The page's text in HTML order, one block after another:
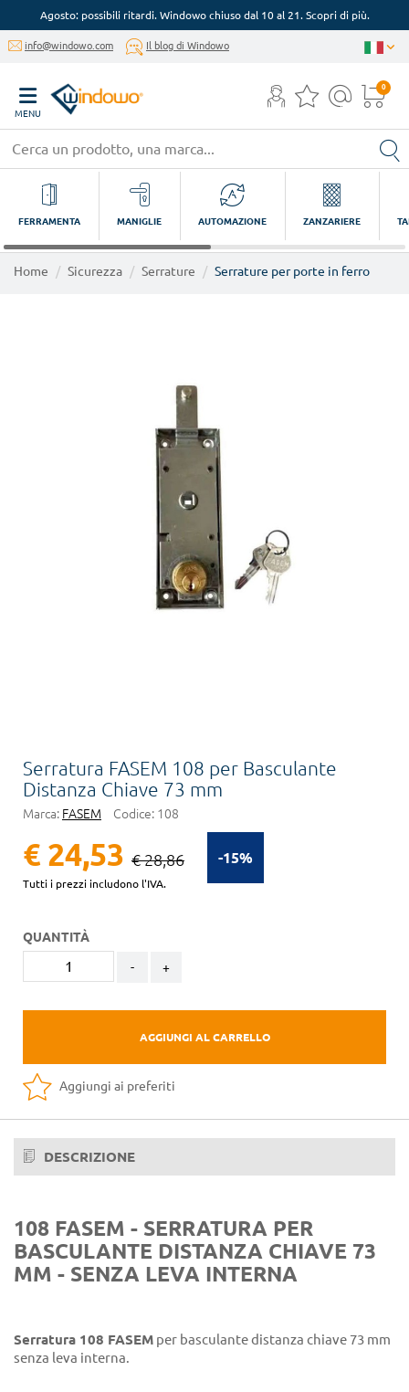
Agosto: possibili ritardi. Windowo chiuso dal 10 al 21. Scopri di più.
info@windowo.com Il blog di Windowo
MENU
0
FERRAMENTA MANIGLIE AUTOMAZIONE ZANZARIERE
Home Sicurezza Serrature Serrature per porte in ferro
Serratura FASEM 108 per Basculante
Distanza Chiave 73 mm
Marca: FASEM Codice: 108
-15%
€ 24,53 € 28,86
Tutti i prezzi includono l'IVA.
QUANTITÀ
- +
AGGIUNGI AL CARRELLO
Aggiungi ai preferiti
DESCRIZIONE
108 FASEM - SERRATURA PER
BASCULANTE DISTANZA CHIAVE 73
MM - SENZA LEVA INTERNA
Serratura 108 FASEM per basculante distanza chiave 73 mm
senza leva interna.